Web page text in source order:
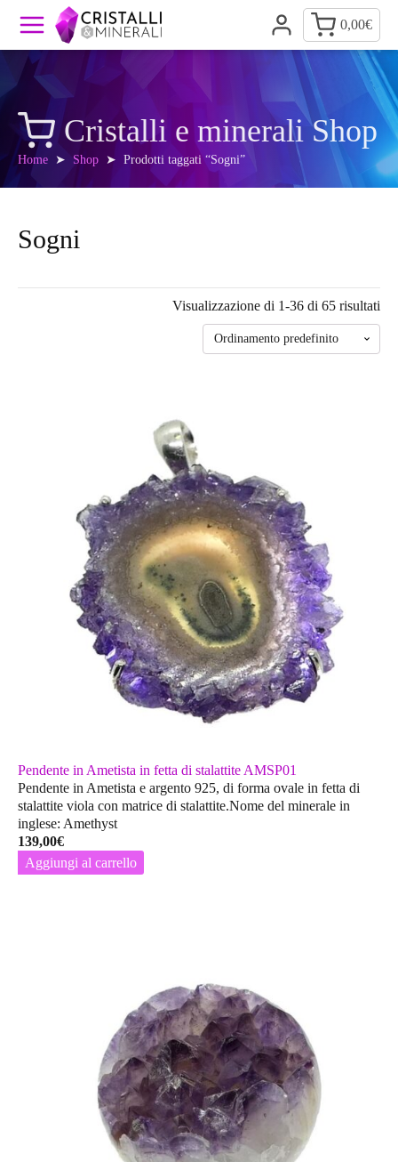
0,00€
Cristalli e minerali Shop
Home ➤ Shop ➤ Prodotti taggati “Sogni”
Sogni
Visualizzazione di 1-36 di 65 risultati
Pendente in Ametista in fetta di stalattite AMSP01
Pendente in Ametista e argento 925, di forma ovale in fetta di
stalattite viola con matrice di stalattite.Nome del minerale in
inglese: Amethyst
139,00€
Aggiungi al carrello